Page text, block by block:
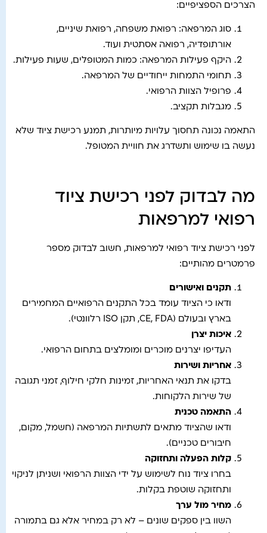
הצרכים הספציפיים:
סוג המרפאה: רפואת משפחה, רפואת שיניים,
אורתופדיה, רפואה אסתטית ועוד.
היקף פעילות המרפאה: כמות המטופלים, שעות פעילות.
תחומי התמחות ייחודיים של המרפאה.
פרופיל הצוות הרפואי.
מגבלות תקציב.
התאמה נכונה תחסוך עלויות מיותרות, תמנע רכישת ציוד שלא
נעשה בו שימוש ותשדרג את חוויית המטופל.
מה לבדוק לפני רכישת ציוד
רפואי למרפאות
לפני רכישת ציוד רפואי למרפאות, חשוב לבדוק מספר
פרמטרים מהותיים:
תקנים ואישורים
ודאו כי הציוד עומד בכל התקנים הרפואיים המחמירים
בארץ ובעולם (CE, FDA, תקן ISO רלוונטי).
איכות יצרן
העדיפו יצרנים מוכרים ומומלצים בתחום הרפואי.
אחריות ושירות
בדקו את תנאי האחריות, זמינות חלקי חילוף, זמני תגובה
של שירות הלקוחות.
התאמה טכנית
ודאו שהציוד מתאים לתשתיות המרפאה (חשמל, מקום,
חיבורים טכניים).
קלות הפעלה ותחזוקה
בחרו ציוד נוח לשימוש על ידי הצוות הרפואי ושניתן לניקוי
ותחזוקה שוטפת בקלות.
מחיר מול ערך
השוו בין ספקים שונים – לא רק במחיר אלא גם בתמורה